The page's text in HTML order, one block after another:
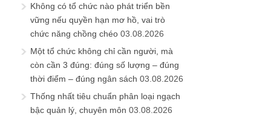
Không có tổ chức nào phát triển bền
vững nếu quyền hạn mơ hồ, vai trò
chức năng chồng chéo 03.08.2026
Một tổ chức không chỉ cần người, mà
còn cần 3 đúng: đúng số lượng – đúng
thời điểm – đúng ngân sách 03.08.2026
Thống nhất tiêu chuẩn phân loại ngạch
bậc quản lý, chuyên môn 03.08.2026